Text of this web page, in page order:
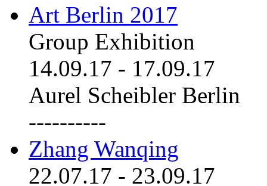
Art Berlin 2017
Group Exhibition
14.09.17 - 17.09.17
Aurel Scheibler Berlin
----------
Zhang Wanqing
22.07.17 - 23.09.17